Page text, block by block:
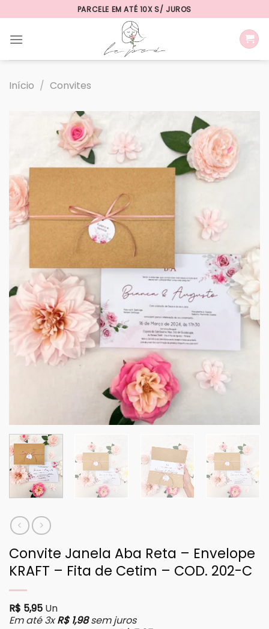
to
content
PARCELE EM ATÉ 10X S/ JUROS
Início / Convites
Convite Janela Aba Reta – Envelope
KRAFT – Fita de Cetim – COD. 202-C
R$ 5,95 Un
Em até 3xR$1,98sem juros